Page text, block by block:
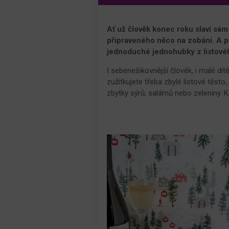
Ať už člověk konec roku slaví
připraveného něco na zobání. A
jednoduché jednohubky z
I sebenešikovnější člověk, i malé
zužitkujete třeba zbylé listové
zbytky sýrů, salámů nebo zeleniny.